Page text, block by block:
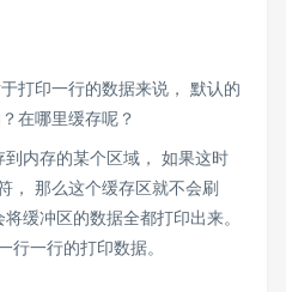
印一行的数据来说， 默认的
在哪里缓存呢？
内存的某个区域， 如果这时
， 那么这个缓存区就不会刷
缓冲区的数据全都打印出来。
行一行的打印数据。